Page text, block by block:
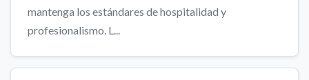
mantenga los estándares de hospitalidad y
profesionalismo. L...